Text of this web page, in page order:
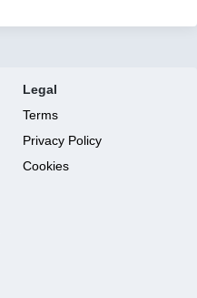
Legal
Terms
Privacy Policy
Cookies